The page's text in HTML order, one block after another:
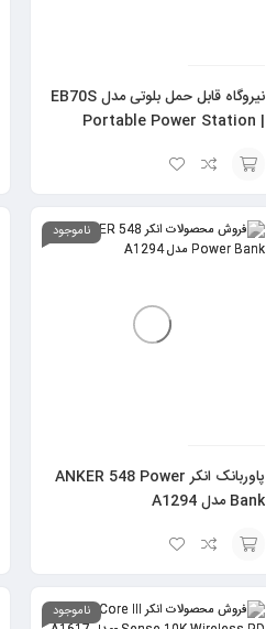
نیروگاه قابل حمل بلوتی مدل EB70S
Portable Power Station |
گزینه
ناموجود
پاوربانک انکر ANKER 548 Power
Bank مدل A1294
به
ناموجود